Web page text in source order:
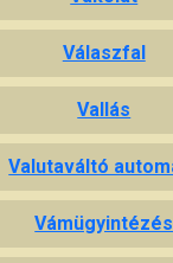
Válaszfal
Vallás
Valutaváltó
Vámügyintézés